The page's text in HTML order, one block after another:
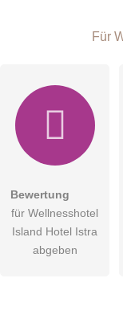
E-Mail-Adresse
Hiermit
Die
Für
Bewertung
für Wellnesshotel
Island Hotel Istra
abgeben